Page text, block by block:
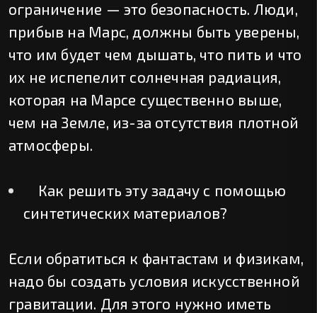
ограничение — это безопасность. Люди,
прибыв на Марс, должны быть уверены,
что им будет чем дышать, что пить и что
их не испепелит солнечная радиация,
которая на Марсе существенно выше,
чем на Земле, из-за отсутствия плотной
атмосферы.
Как решить эту задачу с помощью
синтетических материалов?
Если обратиться к фантастам и физикам,
надо бы создать условия искусственной
гравитации. Для этого нужно иметь